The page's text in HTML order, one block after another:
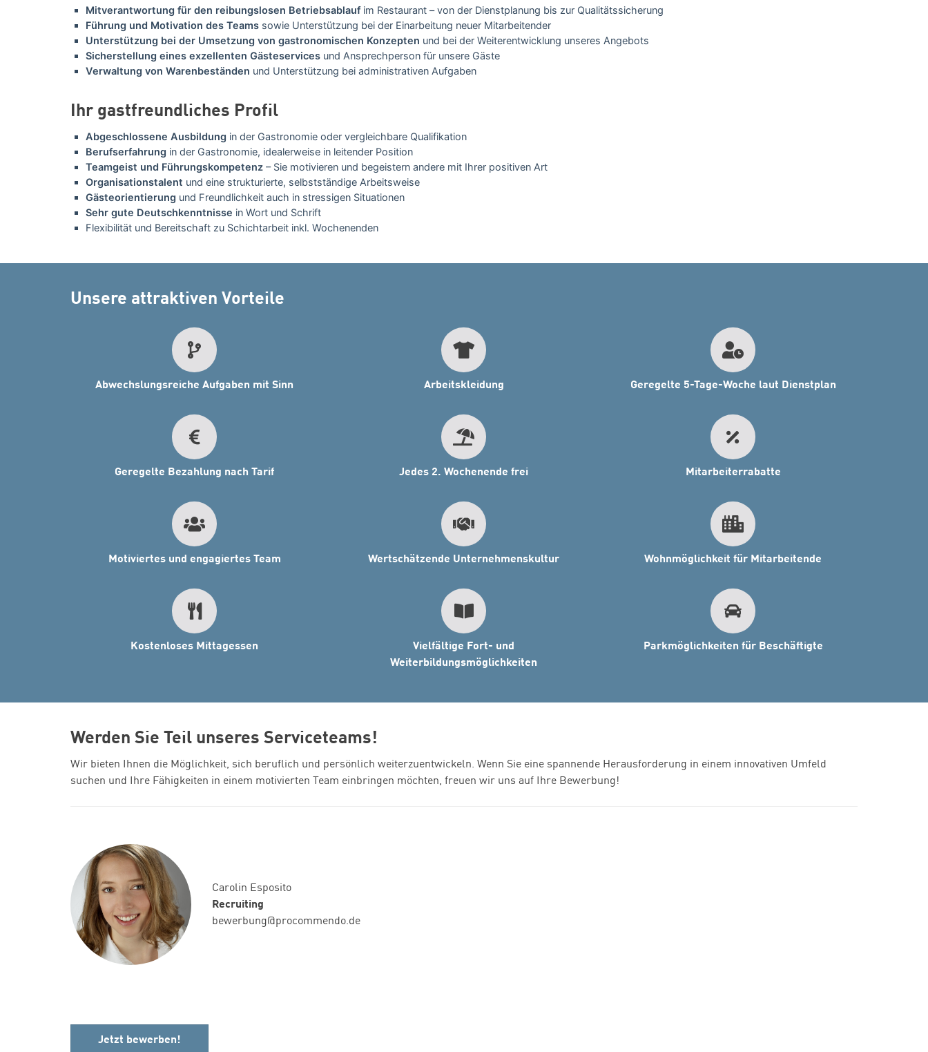
Mitverantwortung für den reibungslosen Betriebsablauf im Restaurant – von der Dienstplanung bis zur Qualitätssicherung
Führung und Motivation des Teams sowie Unterstützung bei der Einarbeitung neuer Mitarbeitender
Unterstützung bei der Umsetzung von gastronomischen Konzepten und bei der Weiterentwicklung unseres Angebots
Sicherstellung eines exzellenten Gästeservices und Ansprechperson für unsere Gäste
Verwaltung von Warenbeständen und Unterstützung bei administrativen Aufgaben
Ihr gastfreundliches Profil
Abgeschlossene Ausbildung in der Gastronomie oder vergleichbare Qualifikation
Berufserfahrung in der Gastronomie, idealerweise in leitender Position
Teamgeist und Führungskompetenz – Sie motivieren und begeistern andere mit Ihrer positiven Art
Organisationstalent und eine strukturierte, selbstständige Arbeitsweise
Gästeorientierung und Freundlichkeit auch in stressigen Situationen
Sehr gute Deutschkenntnisse in Wort und Schrift
Flexibilität und Bereitschaft zu Schichtarbeit inkl. Wochenenden
Unsere attraktiven Vorteile
Abwechslungsreiche Aufgaben mit Sinn Arbeitskleidung Geregelte 5-Tage-Woche laut Dienstplan
Geregelte Bezahlung nach Tarif Jedes 2. Wochenende frei Mitarbeiterrabatte
Motiviertes und engagiertes Team Wertschätzende Unternehmenskultur Wohnmöglichkeit für Mitarbeitende
Kostenloses Mittagessen
Vielfältige Fort- und
Weiterbildungsmöglichkeiten
Parkmöglichkeiten für Beschäftigte
Werden Sie Teil unseres Serviceteams!
Wir bieten Ihnen die Möglichkeit, sich beruflich und persönlich weiterzuentwickeln. Wenn Sie eine spannende Herausforderung in einem innovativen Umfeld
suchen und Ihre Fähigkeiten in einem motivierten Team einbringen möchten, freuen wir uns auf Ihre Bewerbung!
Carolin Esposito
Recruiting
bewerbung@procommendo.de
Jetzt bewerben!